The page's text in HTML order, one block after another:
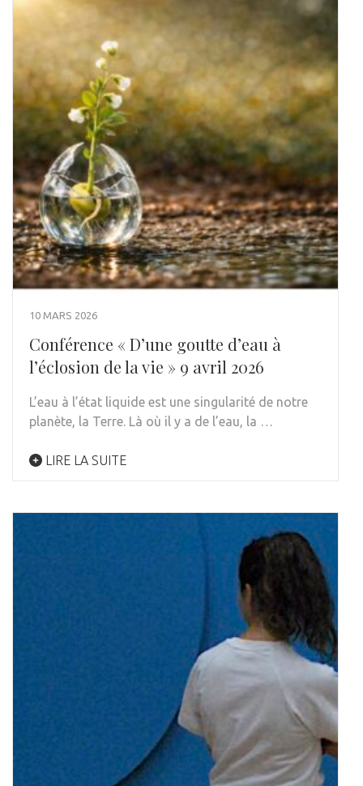
10 MARS 2026
Conférence « D’une goutte d’eau à
l’éclosion de la vie » 9 avril 2026
L’eau à l’état liquide est une singularité de notre
planète, la Terre. Là où il y a de l’eau, la …
LIRE LA SUITE